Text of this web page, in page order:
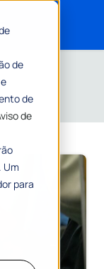
de
de
de
Um
para